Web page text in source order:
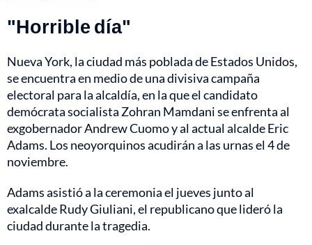
"Horrible día"
Nueva York, la ciudad más poblada de Estados Unidos,
se encuentra en medio de una divisiva campaña
electoral para la alcaldía, en la que el candidato
demócrata socialista Zohran Mamdani se enfrenta al
exgobernador Andrew Cuomo y al actual alcalde Eric
Adams. Los neoyorquinos acudirán a las urnas el 4 de
noviembre.
Adams asistió a la ceremonia el jueves junto al
exalcalde Rudy Giuliani, el republicano que lideró la
ciudad durante la tragedia.